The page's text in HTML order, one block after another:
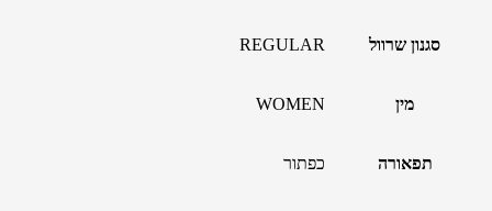
סגנון שרוול REGULAR
מין WOMEN
תפאורה כפתור